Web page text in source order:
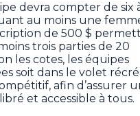
devra compter de six
au moins une
de 500 $
trois parties de 20
les cotes, les équipes
soit dans le volet
afin d’assurer
et accessible à tous.